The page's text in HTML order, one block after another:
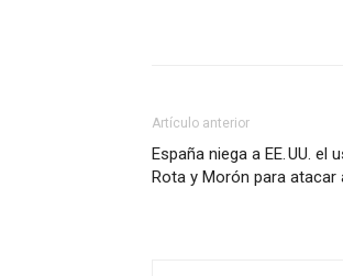
Artículo anterior
España niega a EE. UU. el
Rota y Morón para atacar